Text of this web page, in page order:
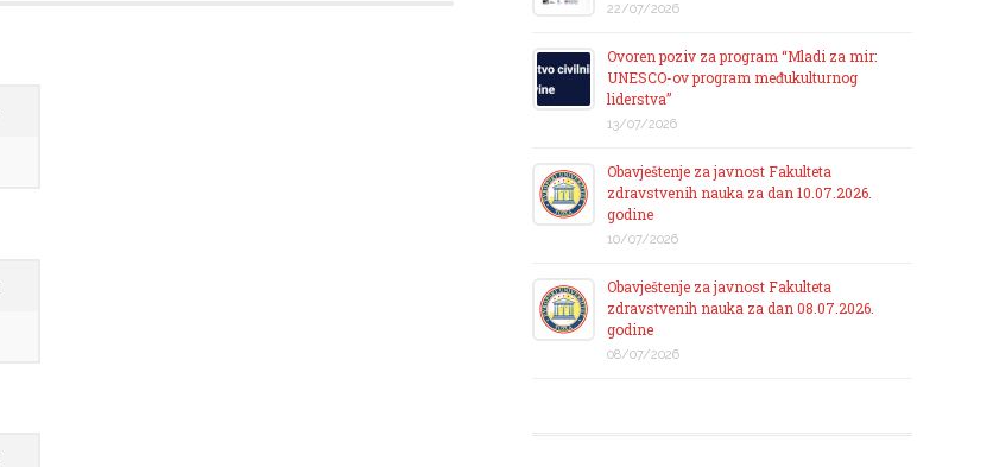
22/07/2026
Ovoren poziv za program “Mladi za mir:
UNESCO-ov program međukulturnog
liderstva”
13/07/2026
Obavještenje za javnost Fakulteta
zdravstvenih nauka za dan 10.07.2026.
godine
10/07/2026
Obavještenje za javnost Fakulteta
zdravstvenih nauka za dan 08.07.2026.
godine
08/07/2026